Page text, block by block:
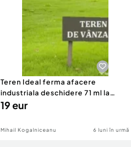
Teren Ideal ferma afacere
industriala deschidere 71 ml la
DN2A
19 eur
Mihail Kogalniceanu 6 luni în urmă